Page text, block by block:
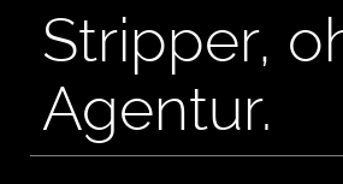
Stripper,
Agentur.